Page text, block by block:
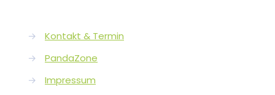
→
Kontakt & Termin
→
PandaZone
→
Impressum